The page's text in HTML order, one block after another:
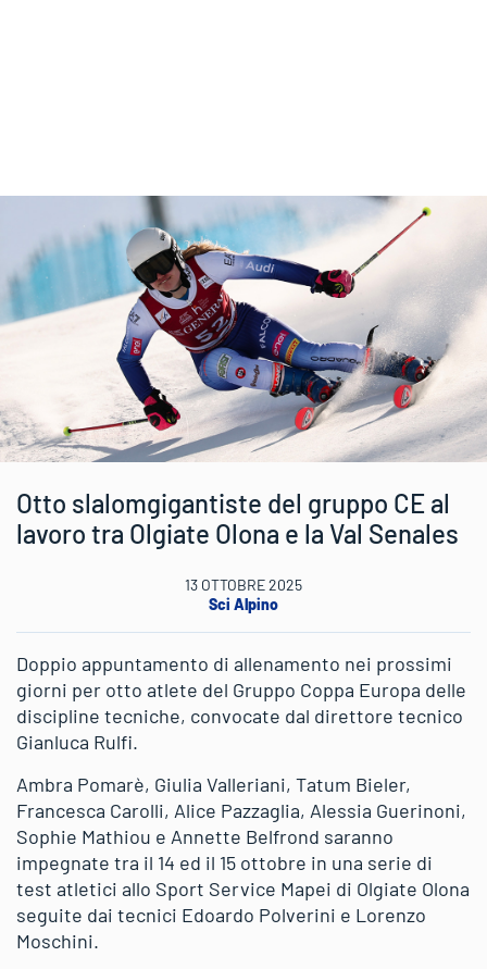
Otto slalomgigantiste del gruppo CE al
lavoro tra Olgiate Olona e la Val Senales
13 OTTOBRE 2025
Sci Alpino
Doppio appuntamento di allenamento nei prossimi
giorni per otto atlete del Gruppo Coppa Europa delle
discipline tecniche, convocate dal direttore tecnico
Gianluca Rulfi.
Ambra Pomarè, Giulia Valleriani, Tatum Bieler,
Francesca Carolli, Alice Pazzaglia, Alessia Guerinoni,
Sophie Mathiou e Annette Belfrond saranno
impegnate tra il 14 ed il 15 ottobre in una serie di
test atletici allo Sport Service Mapei di Olgiate Olona
seguite dai tecnici Edoardo Polverini e Lorenzo
Moschini.